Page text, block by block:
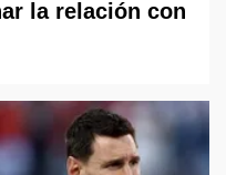
la relación con